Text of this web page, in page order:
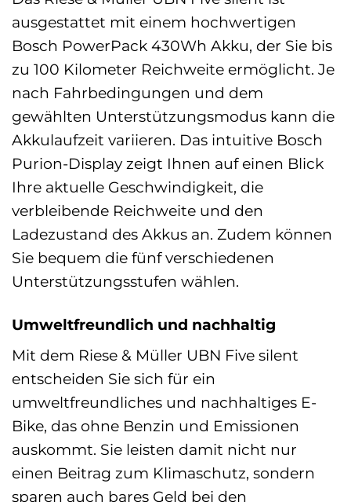
ausgestattet mit einem hochwertigen
Bosch PowerPack 430Wh Akku, der Sie bis
zu 100 Kilometer Reichweite ermöglicht. Je
nach Fahrbedingungen und dem
gewählten Unterstützungsmodus kann die
Akkulaufzeit variieren. Das intuitive Bosch
Purion-Display zeigt Ihnen auf einen Blick
Ihre aktuelle Geschwindigkeit, die
verbleibende Reichweite und den
Ladezustand des Akkus an. Zudem können
Sie bequem die fünf verschiedenen
Unterstützungsstufen wählen.
Umweltfreundlich und nachhaltig
Mit dem Riese & Müller UBN Five silent
entscheiden Sie sich für ein
umweltfreundliches und nachhaltiges E-
Bike, das ohne Benzin und Emissionen
auskommt. Sie leisten damit nicht nur
einen Beitrag zum Klimaschutz, sondern
sparen auch bares Geld bei den